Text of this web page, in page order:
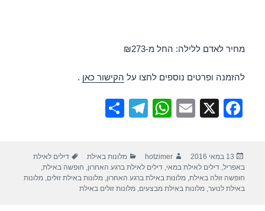
מחיר לאדם ללילה: החל מ-₪273
להזמנה ופרטים נוספים לחצו על הקישור כאן .
F
e
b
X
E
W
s
A
T
gr
a
e
פורסם
בתאריך
13 במאי 2016 מחבר
hotzimer קטגוריות
מלונות באילת תגיות
דילים לאילת
באפריל,דילים לאילת במאי,דילים לאילת ברגע האחרון, חופשה באילת,
חופשה זולה באילת,מלונות באילת ברגע האחרון,מלונות באילת זולים,מלונות
באילת לנוער,מלונות באילת מבצעים,מלונות זולים באילת